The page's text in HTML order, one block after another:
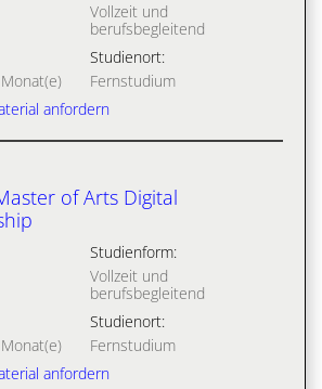
Vollzeit und
berufsbegleitend
Studienort:
Fernstudium
anfordern
of Arts Digital
Studienform:
Vollzeit und
berufsbegleitend
Studienort:
Fernstudium
anfordern